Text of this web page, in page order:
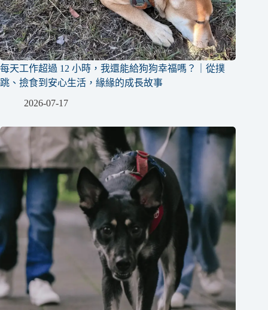
每天工作超過 12 小時，我還能給狗狗幸福嗎？｜從撲
跳、撿食到安心生活，緣緣的成長故事
2026-07-17